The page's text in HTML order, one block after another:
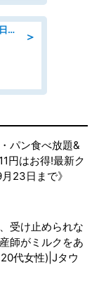
＞
営業/商社でのルート営業のお仕事/即日勤務可/車通勤可/営業
パン食べ放題&
円はお得!最新ク
23日まで》
受け止められな
師がミルクをあ
代女性)|Jタウ